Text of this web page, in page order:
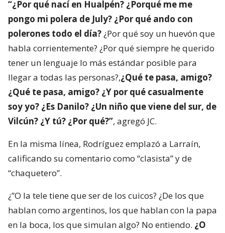
“¿Por qué nací en Hualpén? ¿Porqué me me
pongo mi polera de July? ¿Por qué ando con
polerones todo el día?¿Por qué soy un huevón que
habla corrientemente? ¿Por qué siempre he querido
tener un lenguaje lo más estándar posible para
llegar a todas las personas?,¿Qué te pasa, amigo?
¿Qué te pasa, amigo? ¿Y por qué casualmente
soy yo? ¿Es Danilo? ¿Un niño que viene del sur, de
Vilcún? ¿Y tú? ¿Por qué?”, agregó JC.
En la misma línea, Rodríguez emplazó a Larraín,
calificando su comentario como “clasista” y de
“chaquetero”.
¿”O la tele tiene que ser de los cuicos? ¿De los que
hablan como argentinos, los que hablan con la papa
en la boca, los que simulan algo? No entiendo. ¿O